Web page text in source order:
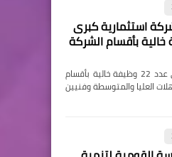
استثمارية كبرى
خالية بأقسام الشركة
اعلان وظائف شركة استثمارية كبرى عدد 22 وظيفة خالية بأقسام
العليا والمتوسطة وفنيين